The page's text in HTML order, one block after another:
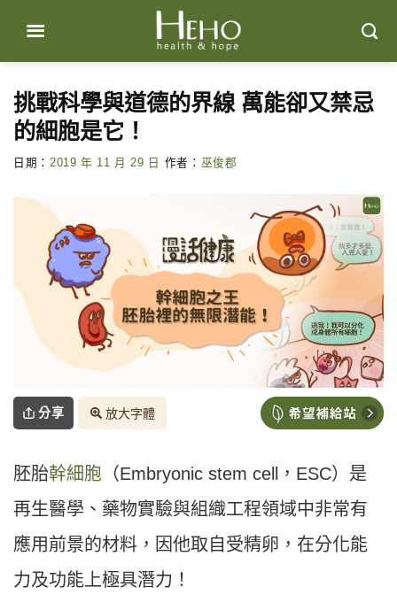
content
挑戰科學與道德的界線 萬能卻又禁忌
的細胞是它！
日期： 2019 年 11 月 29 日 作者： 巫俊郡
分享 放大字體
胚胎幹細胞 （Embryonic stem cell，ESC）是
再生醫學、藥物實驗與組織工程領域中非常有
應用前景的材料，因他取自受精卵，在分化能
力及功能上極具潛力！